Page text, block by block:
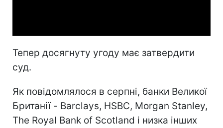
Тепер досягнуту угоду має затвердити
суд.
Як повідомлялося в серпні, банки Великої
Британії - Barclays, HSBC, Morgan Stanley,
The Royal Bank of Scotland і низка інших